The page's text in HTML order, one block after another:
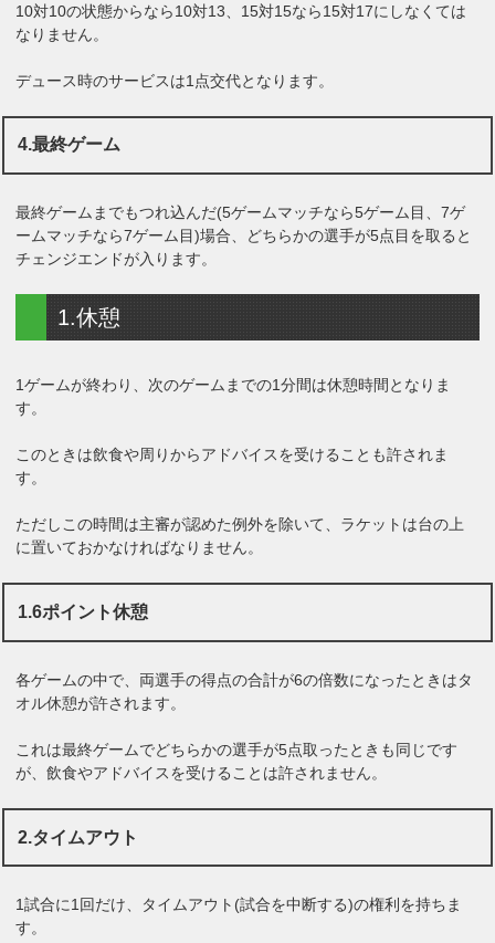
10対10の状態からなら10対13、15対15なら15対17にしなくては
なりません。
デュース時のサービスは1点交代となります。
4.最終ゲーム
最終ゲームまでもつれ込んだ(5ゲームマッチなら5ゲーム目、7ゲ
ームマッチなら7ゲーム目)場合、どちらかの選手が5点目を取ると
チェンジエンドが入ります。
1.休憩
1ゲームが終わり、次のゲームまでの1分間は休憩時間となりま
す。
このときは飲食や周りからアドバイスを受けることも許されま
す。
ただしこの時間は主審が認めた例外を除いて、ラケットは台の上
に置いておかなければなりません。
1.6ポイント休憩
各ゲームの中で、両選手の得点の合計が6の倍数になったときはタ
オル休憩が許されます。
これは最終ゲームでどちらかの選手が5点取ったときも同じです
が、飲食やアドバイスを受けることは許されません。
2.タイムアウト
1試合に1回だけ、タイムアウト(試合を中断する)の権利を持ちま
す。